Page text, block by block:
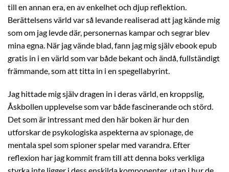
till en annan era, en av enkelhet och djup reflektion.
Berättelsens värld var så levande realiserad att jag kände mig
som om jag levde där, personernas kampar och segrar blev
mina egna. När jag vände blad, fann jag mig själv ebook epub
gratis in i en värld som var både bekant och ändå, fullständigt
främmande, som att titta in i en spegellabyrint.
Jag hittade mig själv dragen in i deras värld, en kroppslig,
Åskbollen upplevelse som var både fascinerande och störd.
Det som är intressant med den här boken är hur den
utforskar de psykologiska aspekterna av spionage, de
mentala spel som spioner spelar med varandra. Efter
reflexion har jag kommit fram till att denna boks verkliga